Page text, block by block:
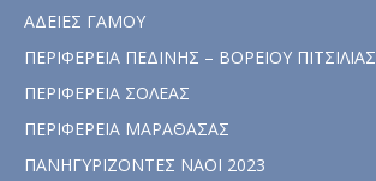
ΑΔΕΙΕΣ ΓΑΜΟΥ
ΠΕΡΙΦΕΡΕΙΑ ΠΕΔΙΝΗΣ – ΒΟΡΕΙΟΥ ΠΙΤΣΙΛΙΑΣ
ΠΕΡΙΦΕΡΕΙΑ ΣΟΛΕΑΣ
ΠΕΡΙΦΕΡΕΙΑ ΜΑΡΑΘΑΣΑΣ
ΠΑΝΗΓΥΡΙΖΟΝΤΕΣ ΝΑΟΙ 2023